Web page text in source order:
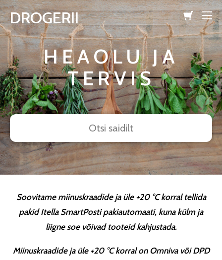
lisati ostukorvi. Vaata ostukorvi
DROGERII
HEAOLU JA
TERVIS
Soovitame miinuskraadide ja üle +20 °C korral tellida
pakid Itella SmartPosti pakiautomaati, kuna külm ja
liigne soe võivad tooteid kahjustada.
Miinuskraadide ja üle +20 °C korral on Omniva või DPD